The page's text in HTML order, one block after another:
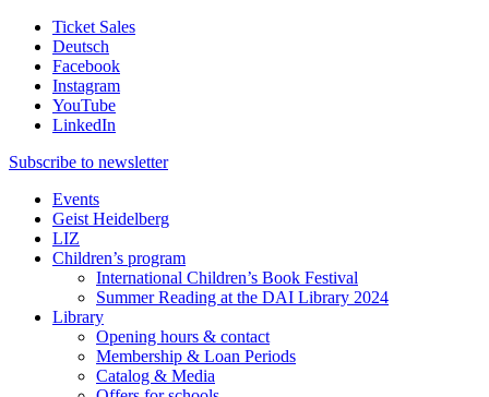
Ticket Sales
Deutsch
Facebook
Instagram
YouTube
LinkedIn
Subscribe to newsletter
Events
Geist Heidelberg
LIZ
Children’s program
International Children’s Book Festival
Summer Reading at the DAI Library 2024
Library
Opening hours & contact
Membership & Loan Periods
Catalog & Media